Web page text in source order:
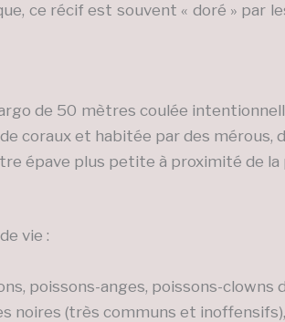
ce récif est souvent « doré » par
de 50 mètres coulée
coraux et habitée par des mérous,
épave plus petite à proximité de
vie :
poissons-anges, poissons-clowns
noires (très communs et